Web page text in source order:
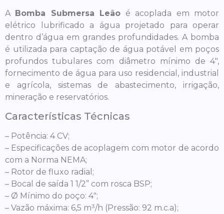
A Bomba Submersa Leão é acoplada em motor
elétrico lubrificado a água projetado para operar
dentro d’água em grandes profundidades. A bomba
é utilizada para captação de água potável em poços
profundos tubulares com diâmetro mínimo de 4″,
fornecimento de água para uso residencial, industrial
e agrícola, sistemas de abastecimento, irrigação,
mineração e reservatórios.
Características Técnicas
– Potência: 4 CV;
– Especificações de acoplagem com motor de acordo
com a Norma NEMA;
– Rotor de fluxo radial;
– Bocal de saída 1 1/2” com rosca BSP;
– Ø Mínimo do poço: 4″;
– Vazão máxima: 6,5 m³/h (Pressão: 92 m.c.a);